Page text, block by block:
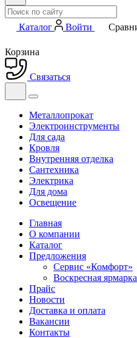
Каталог Войти
Корзина
Связаться
Металлопрокат
Электроинструменты
Для сада
Кровля
Внутренняя отделка
Сантехника
Электрика
Для дома
Освещение
Главная
О компании
Каталог
Предложения
Сервис «Комфорт»
Воскресная ярмарка
Прайс
Новости
Доставка и оплата
Вакансии
Контакты